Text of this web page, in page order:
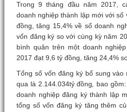
Trong 9 tháng đầu năm 2017,
doanh nghiệp thành lập mới với số
đồng, tăng 15,4% về số doanh
vốn đăng ký so với cùng kỳ năm
bình quân trên một doanh
2017 đạt 9,6 tỷ đồng, tăng 24,4%
Tổng số vốn đăng ký bổ sung vào
qua là 2.144.034tỷ đồng, bao
doanh nghiệp đăng ký thành lập
tổng số vốn đăng ký tăng thêm